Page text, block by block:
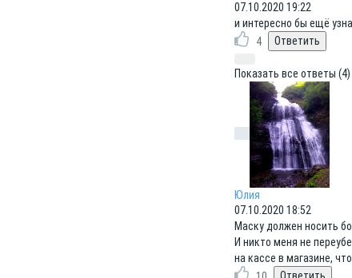
07.10.2020 19:22
и интересно бы ещё
4
Показать все ответы (4)
Юлия
07.10.2020 18:52
Маску должен носить
И никто меня не
на кассе в магазине,